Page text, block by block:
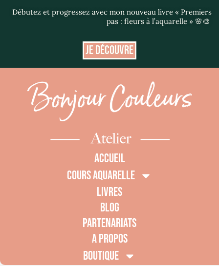
Débutez et progressez avec mon nouveau livre « Premiers
pas : fleurs à l’aquarelle » 🌸🎨
JE DÉCOUVRE
ACCUEIL
COURS AQUARELLE
LIVRES
BLOG
PARTENARIATS
A PROPOS
BOUTIQUE